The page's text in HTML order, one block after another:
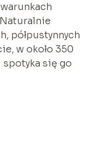
półpustynnych
w około 350
się go